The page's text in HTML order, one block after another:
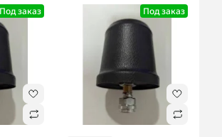
Под заказ Под заказ